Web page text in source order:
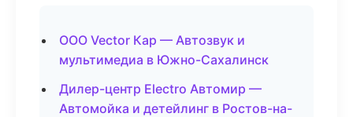
ООО Vector Кар — Автозвук и
мультимедиа в Южно-Сахалинск
Дилер-центр Electro Автомир —
Автомойка и детейлинг в Ростов-на-